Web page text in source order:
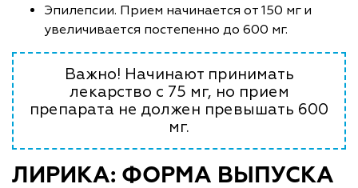
Эпилепсии. Прием начинается от 150 мг и
увеличивается постепенно до 600 мг.
Важно! Начинают принимать
лекарство с 75 мг, но прием
препарата не должен превышать 600
мг.
ЛИРИКА: ФОРМА ВЫПУСКА